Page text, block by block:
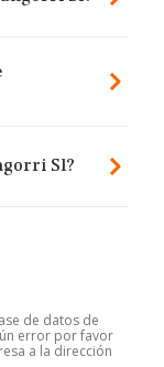
Sl?
de datos de
error por favor
a la dirección